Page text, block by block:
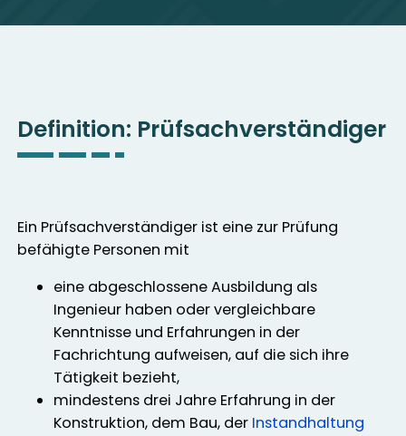
Definition: Prüfsachverständiger
Ein Prüfsachverständiger ist eine zur Prüfung
befähigte Personen mit
eine abgeschlossene Ausbildung als
Ingenieur haben oder vergleichbare
Kenntnisse und Erfahrungen in der
Fachrichtung aufweisen, auf die sich ihre
Tätigkeit bezieht,
mindestens drei Jahre Erfahrung in der
Konstruktion, dem Bau, der Instandhaltung